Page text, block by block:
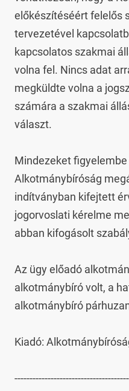
előkészítéséért felelős
tervezetével
kapcsolatos szakmai
volna fel. Nincs adat
megküldte volna a
számára a szakmai
választ.
Mindezeket figyelembe
Alkotmánybíróság
indítványban kifejtett
jogorvoslati kérelme
abban kifogásolt
Az ügy előadó
alkotmánybíró volt, a
alkotmánybíró
Kiadó: